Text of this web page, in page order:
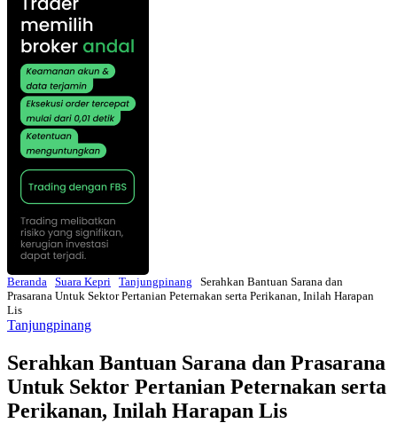
Beranda Suara Kepri Tanjungpinang
Serahkan Bantuan Sarana dan
Prasarana Untuk Sektor Pertanian Peternakan serta Perikanan, Inilah Harapan
Lis
Tanjungpinang
Serahkan Bantuan Sarana dan Prasarana
Untuk Sektor Pertanian Peternakan serta
Perikanan, Inilah Harapan Lis